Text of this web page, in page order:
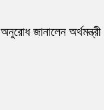
জানালেন অর্থমন্ত্রী